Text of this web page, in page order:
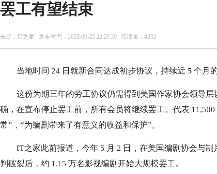
罢工有望结束
来源： IT之家 发布时间：2023-09-25 22:29:39 阅读量：4332
当地时间 24 日就新合同达成初步协议，持续近 5 个月
这份为期三年的劳工协议仍需得到美国作家协会领导
确，在宣布停止罢工前，所有会员将继续罢工。代表
常”，“为编剧带来了有意义的收益和保护”。
IT之家此前报道，今年 5 月 2 日，在美国编剧协会与
判破裂后，约 1.15 万名影视编剧开始大规模罢工。